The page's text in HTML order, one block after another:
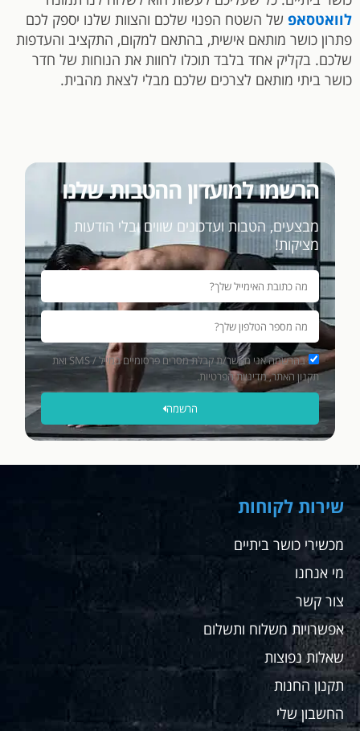
לוואטסאפ של השטח הפנוי שלכם והצוות שלנו יספק לכם
פתרון כושר מותאם אישית, בהתאם למקום, התקציב והעדפות
שלכם. בקליק אחד בלבד תוכלו לחוות את הנוחות של חדר
כושר ביתי מותאם לצרכים שלכם מבלי לצאת מהבית.
הרשמו למועדון ההטבות שלנו
מבצעים, הטבות ועדכונים שווים ובלי הודעות
מציקות!
בהרשמה אני מאשר/ת קבלת מסרים פרסומיים במייל / SMS ואת
תקנון האתר, מדיניות הפרטיות.
הרשמה
שירות לקוחות
מכשירי כושר ביתיים
מי אנחנו
צור קשר
אפשרויות משלוח ותשלום
שאלות נפוצות
תקנון החנות
החשבון שלי